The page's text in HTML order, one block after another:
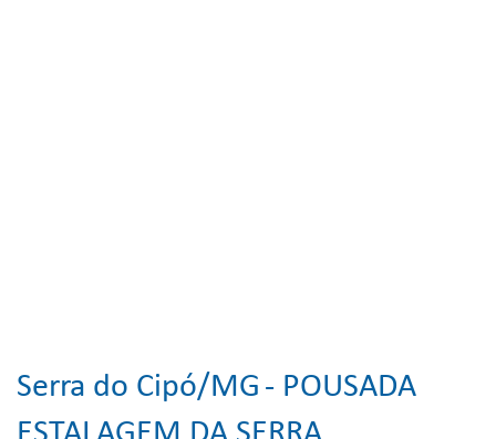
Serra do Cipó/MG - POUSADA